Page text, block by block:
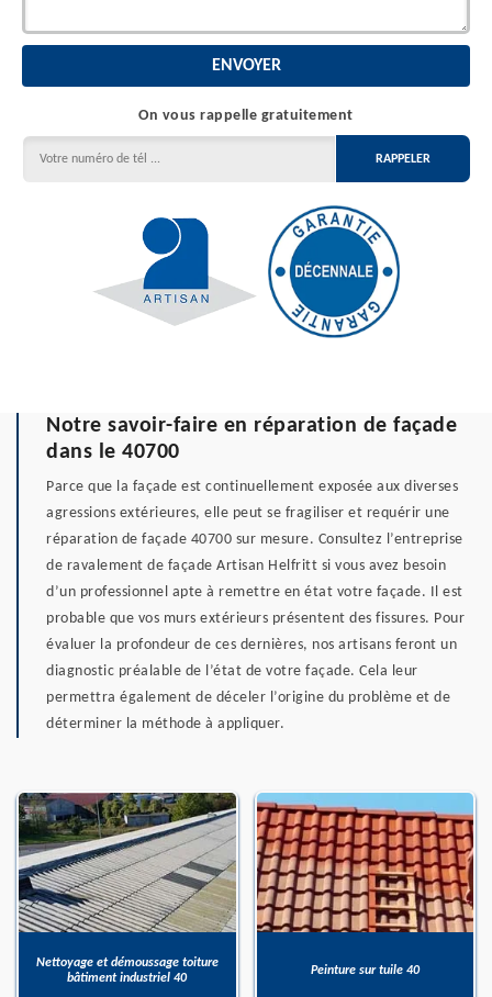
On vous rappelle gratuitement
Notre savoir-faire en réparation de façade
dans le 40700
Parce que la façade est continuellement exposée aux diverses
agressions extérieures, elle peut se fragiliser et requérir une
réparation de façade 40700 sur mesure. Consultez l’entreprise
de ravalement de façade Artisan Helfritt si vous avez besoin
d’un professionnel apte à remettre en état votre façade. Il est
probable que vos murs extérieurs présentent des fissures. Pour
évaluer la profondeur de ces dernières, nos artisans feront un
diagnostic préalable de l’état de votre façade. Cela leur
permettra également de déceler l’origine du problème et de
déterminer la méthode à appliquer.
Nettoyage et démoussage toiture
bâtiment industriel 40
Peinture sur tuile 40